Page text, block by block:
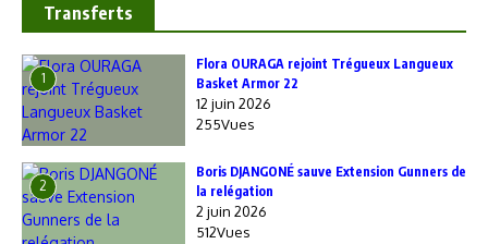
Transferts
1
Flora OURAGA rejoint Trégueux Langueux
Basket Armor 22
12 juin 2026
255Vues
2
Boris DJANGONÉ sauve Extension Gunners de
la relégation
2 juin 2026
512Vues